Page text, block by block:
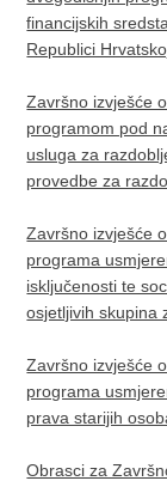
financijskih
Republici
Završno izvješće
programom pod
usluga za
provedbe za
Završno izvješće
programa
isključenosti te
osjetljivih skupina
Završno izvješće
programa
prava starijih
Obrasci za